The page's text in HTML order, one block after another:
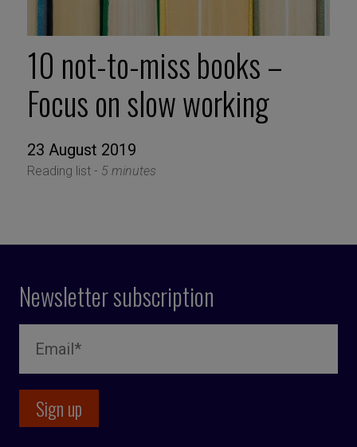
10 not-to-miss books –
Focus on slow working
23 August 2019
Reading list - 5 minutes
Newsletter subscription